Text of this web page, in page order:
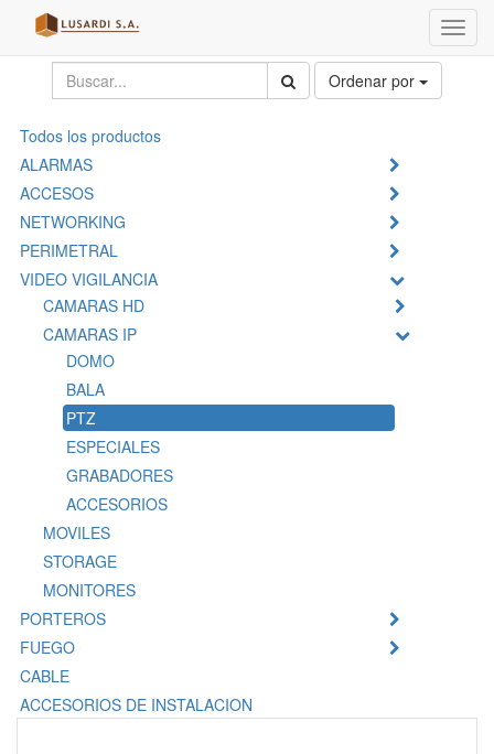
Menú
de
Ordenar por
Todos los productos
ALARMAS
ACCESOS
NETWORKING
PERIMETRAL
VIDEO VIGILANCIA
CAMARAS HD
CAMARAS IP
DOMO
BALA
PTZ
ESPECIALES
GRABADORES
ACCESORIOS
MOVILES
STORAGE
MONITORES
PORTEROS
FUEGO
CABLE
ACCESORIOS DE INSTALACION